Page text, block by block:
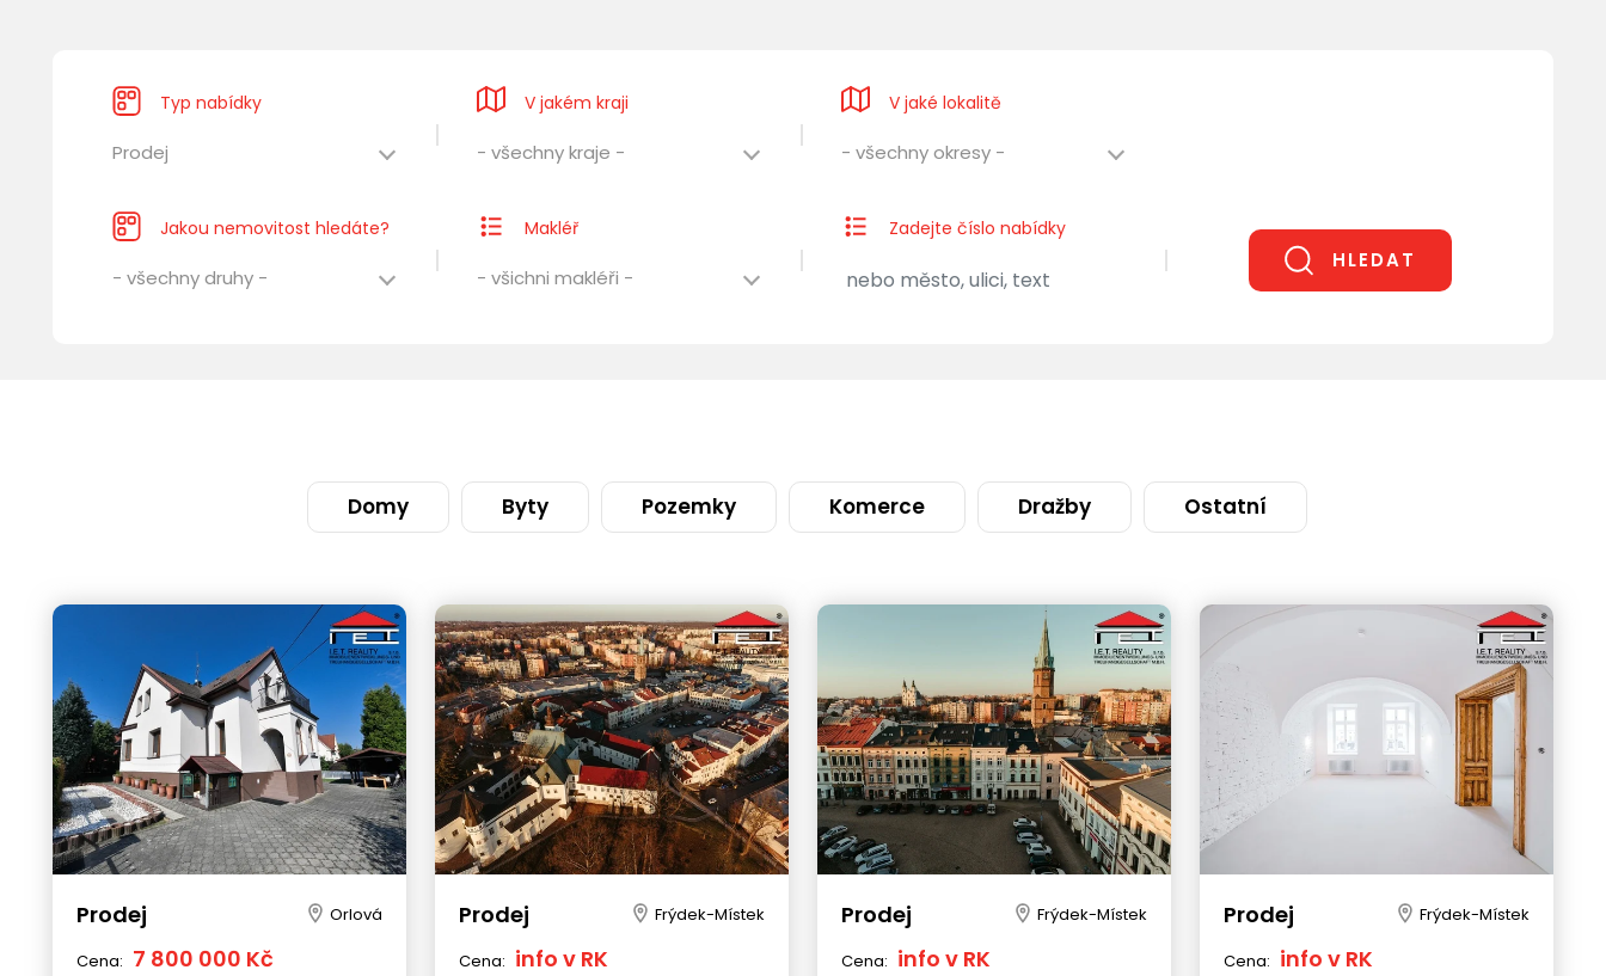
Typ nabídky
Prodej
V jakém kraji
- všechny kraje -
V jaké lokalitě
- všechny okresy -
Jakou nemovitost hledáte?
- všechny druhy -
Makléř
- všichni makléři -
Zadejte číslo nabídky
HLEDAT
Domy Byty Pozemky Komerce Dražby Ostatní
Prodej Orlová
Cena: 7 800 000 Kč
Prodej Frýdek-Místek
Cena: info v RK
Prodej Frýdek-Místek
Cena: info v RK
Prodej Frýdek-Místek
Cena: info v RK